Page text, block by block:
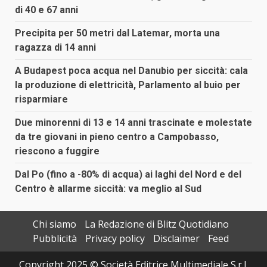
di 40 e 67 anni
Precipita per 50 metri dal Latemar, morta una
ragazza di 14 anni
A Budapest poca acqua nel Danubio per siccità: cala
la produzione di elettricità, Parlamento al buio per
risparmiare
Due minorenni di 13 e 14 anni trascinate e molestate
da tre giovani in pieno centro a Campobasso,
riescono a fuggire
Dal Po (fino a -80% di acqua) ai laghi del Nord e del
Centro è allarme siccità: va meglio al Sud
Chi siamo
La Redazione di Blitz Quotidiano
Pubblicità
Privacy policy Disclaimer
Feed